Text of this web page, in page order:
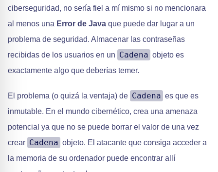
ciberseguridad, no sería fiel a mí mismo si no mencionara
al menos una Error de Java que puede dar lugar a un
problema de seguridad. Almacenar las contraseñas
recibidas de los usuarios en un Cadena objeto es
exactamente algo que deberías temer.
El problema (o quizá la ventaja) de Cadena es que es
inmutable. En el mundo cibernético, crea una amenaza
potencial ya que no se puede borrar el valor de una vez
crear Cadena objeto. El atacante que consiga acceder a
la memoria de su ordenador puede encontrar allí